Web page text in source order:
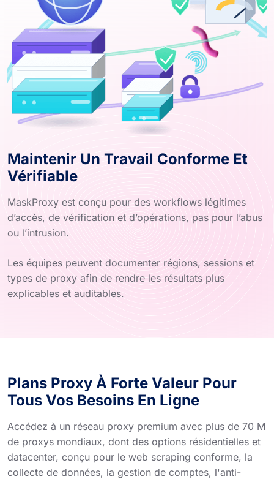
Maintenir Un Travail Conforme Et
Vérifiable
MaskProxy est conçu pour des workflows légitimes
d’accès, de vérification et d’opérations, pas pour l’abus
ou l’intrusion.
Les équipes peuvent documenter régions, sessions et
types de proxy afin de rendre les résultats plus
explicables et auditables.
Plans Proxy À Forte Valeur Pour
Tous Vos Besoins En Ligne
Accédez à un réseau proxy premium avec plus de 70 M
de proxys mondiaux, dont des options résidentielles et
datacenter, conçu pour le web scraping conforme, la
collecte de données, la gestion de comptes, l'anti-